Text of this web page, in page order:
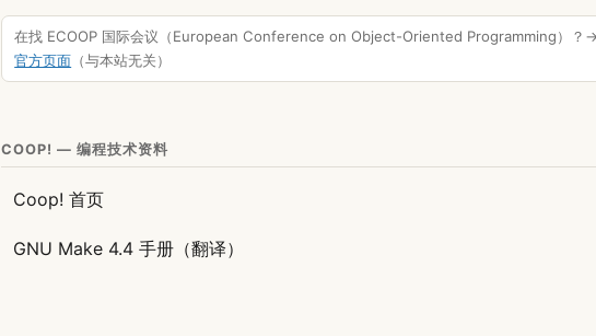
在找 ECOOP 国际会议（European Conference on Object-Oriented Programming）？→
官方页面 （与本站无关）
COOP! — 编程技术资料
Coop! 首页
GNU Make 4.4 手册（翻译）